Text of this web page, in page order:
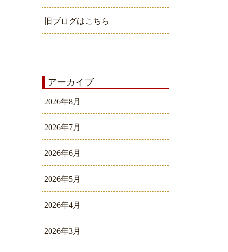
旧ブログはこちら
アーカイブ
2026年8月
2026年7月
2026年6月
2026年5月
2026年4月
2026年3月